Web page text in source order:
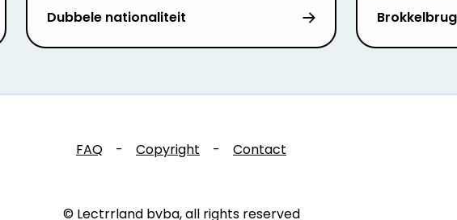
Dubbele nationaliteit Brokkelbrug
FAQ - Copyright - Contact
© Lectrrland bvba, all rights reserved